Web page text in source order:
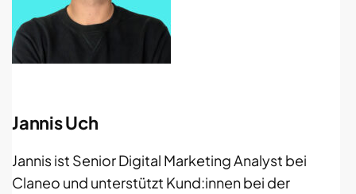
Jannis Uch
Jannis ist Senior Digital Marketing Analyst bei
Claneo und unterstützt Kund:innen bei der